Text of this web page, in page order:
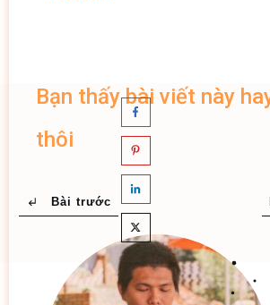
Bạn thấy bài viết này
thôi
Bài trước